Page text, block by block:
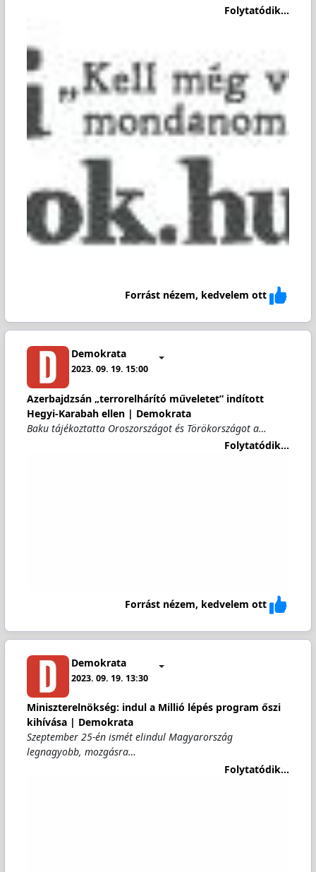
Folytatódik...
Forrást nézem, kedvelem ott
Demokrata
2023. 09. 19. 15:00
Azerbajdzsán „terrorelhárító műveletet” indított
Hegyi-Karabah ellen | Demokrata
Baku tájékoztatta Oroszországot és Törökországot a…
Folytatódik...
Forrást nézem, kedvelem ott
Demokrata
2023. 09. 19. 13:30
Miniszterelnökség: indul a Millió lépés program őszi
kihívása | Demokrata
Szeptember 25-én ismét elindul Magyarország
legnagyobb, mozgásra…
Folytatódik...